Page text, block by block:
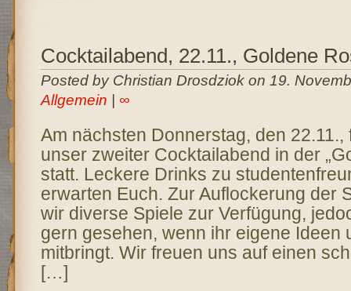
Cocktailabend, 22.11., Goldene
Posted by Christian Drosdziok on 19.
Allgemein
∞
Am nächsten Donnerstag, den 22.11.,
unser zweiter Cocktailabend in der
statt. Leckere Drinks zu
erwarten Euch. Zur Auflockerung der
wir diverse Spiele zur Verfügung,
gern gesehen, wenn ihr eigene Ideen
mitbringt. Wir freuen uns auf einen
[…]